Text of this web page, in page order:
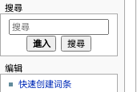
搜尋
编辑
快速创建词条